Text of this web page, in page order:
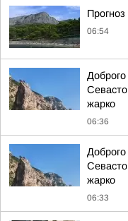
06:54
жарко
06:36
жарко
06:33